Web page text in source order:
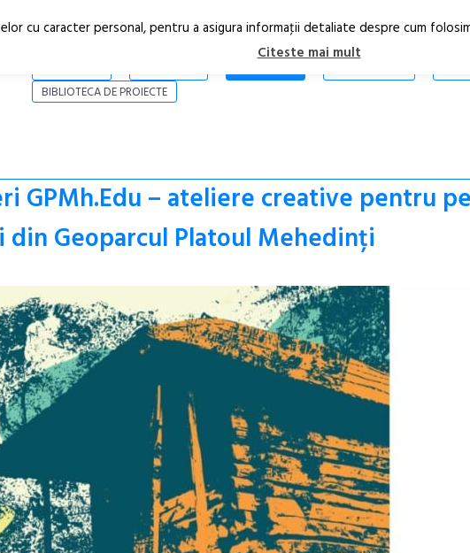
STIRI
BIBLIOTECA DE PROIECTE
GPMh.Edu – ateliere creative pentru
Geoparcul Platoul Mehedinți
cu caracter personal, pentru a asigura informaţii detaliate despre cum
Citeste mai mult